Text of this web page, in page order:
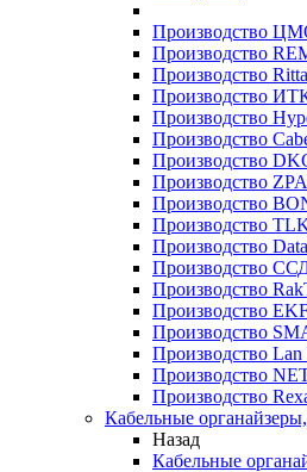
Производство
Производство
Производство
Производство
Производство
Производство
Производство
Производство
Производство
Производство
Производство
Производство
Производство
Производство
Производство
Производство
Производство
Производство
Кабельные
Назад
Кабельные